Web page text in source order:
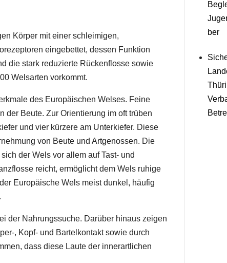
Körper mit einer schleimigen,
eingebettet, dessen Funktion
die stark reduzierte Rückenflosse sowie
Welsarten vorkommt.
des Europäischen Welses. Feine
der Beute. Zur Orientierung im oft trüben
und vier kürzere am Unterkiefer. Diese
von Beute und Artgenossen. Die
der Wels vor allem auf Tast- und
reicht, ermöglicht dem Wels ruhige
Europäische Wels meist dunkel, häufig
der Nahrungssuche. Darüber hinaus zeigen
, Kopf- und Bartelkontakt sowie durch
dass diese Laute der innerartlichen
ber